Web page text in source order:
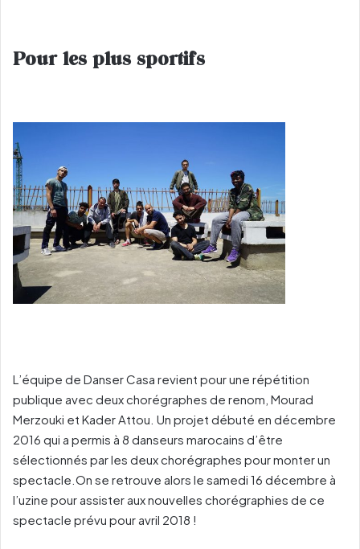
Pour les plus sportifs
L’équipe de Danser Casa revient pour une répétition
publique avec deux chorégraphes de renom, Mourad
Merzouki et Kader Attou. Un projet débuté en décembre
2016 qui a permis à 8 danseurs marocains d’être
sélectionnés par les deux chorégraphes pour monter un
spectacle.On se retrouve alors le samedi 16 décembre à
l’uzine pour assister aux nouvelles chorégraphies de ce
spectacle prévu pour avril 2018 !